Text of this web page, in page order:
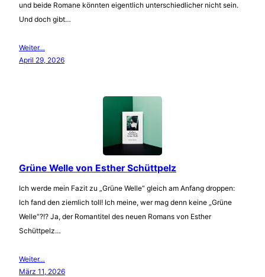
und beide Romane könnten eigentlich unterschiedlicher nicht sein.
Und doch gibt…
Weiter…
April 29, 2026
Grüne Welle von Esther Schüttpelz
Ich werde mein Fazit zu „Grüne Welle“ gleich am Anfang droppen:
Ich fand den ziemlich toll! Ich meine, wer mag denn keine „Grüne
Welle“?!? Ja, der Romantitel des neuen Romans von Esther
Schüttpelz…
Weiter…
März 11, 2026